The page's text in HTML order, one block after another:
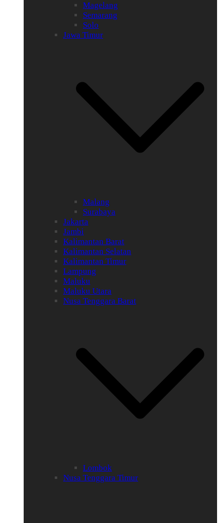
Magelang
Semarang
Solo
Jawa Timur
Malang
Surabaya
Jakarta
Jambi
Kalimantan Barat
Kalimantan Selatan
Kalimantan Timur
Lampung
Maluku
Maluku Utara
Nusa Tenggara Barat
Lombok
Nusa Tenggara Timur